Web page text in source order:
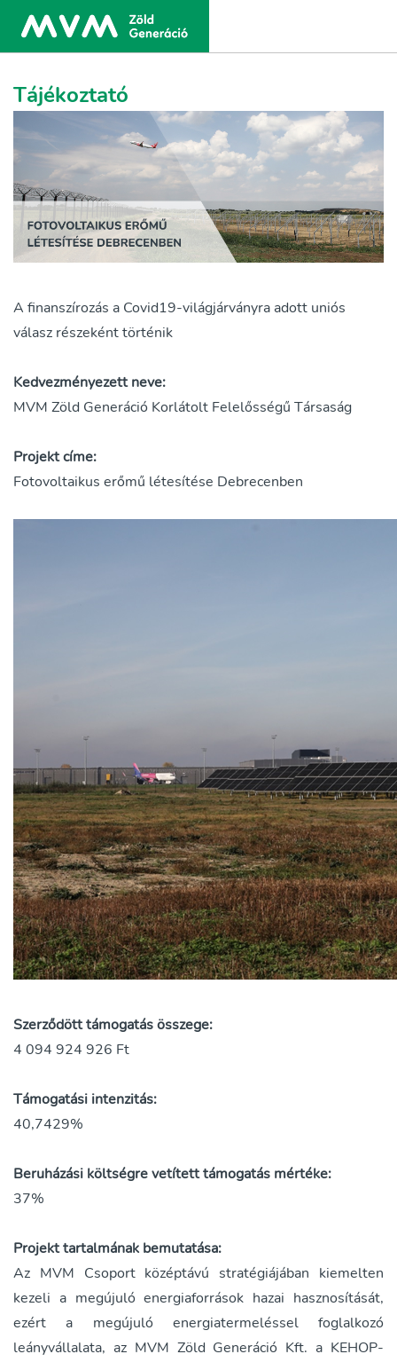
Tájékoztató
A finanszírozás a Covid19-világjárványra adott uniós
válasz részeként történik
Kedvezményezett neve:
MVM Zöld Generáció Korlátolt Felelősségű Társaság
Projekt címe:
Fotovoltaikus erőmű létesítése Debrecenben
Szerződött támogatás összege:
4 094 924 926 Ft
Támogatási intenzitás:
40,7429%
Beruházási költségre vetített támogatás mértéke:
37%
Projekt tartalmának bemutatása:
Az MVM Csoport középtávú stratégiájában kiemelten
kezeli a megújuló energiaforrások hazai hasznosítását,
ezért a megújuló energiatermeléssel foglalkozó
leányvállalata, az MVM Zöld Generáció Kft. a KEHOP-